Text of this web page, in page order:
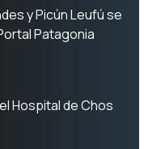
y Picún Leufú se
Patagonia
Hospital de Chos